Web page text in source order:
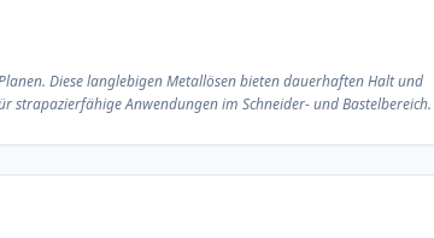
Diese langlebigen Metallösen bieten dauerhaften Halt und
strapazierfähige Anwendungen im Schneider- und Bastelbereich.